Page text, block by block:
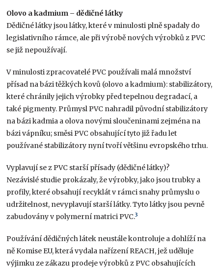
Olovo a kadmium – dědičné látky
Dědičné látky jsou látky, které v minulosti plně spadaly do
legislativního rámce, ale při výrobě nových výrobků z PVC
se již nepoužívají.
V minulosti zpracovatelé PVC používali malá množství
přísad na bázi těžkých kovů (olovo a kadmium): stabilizátory,
které chránily jejich výrobky před tepelnou degradací, a
také pigmenty. Průmysl PVC nahradil původní stabilizátory
na bázi kadmia a olova novými sloučeninami zejména na
bázi vápníku; směsi PVC obsahující tyto již řadu let
používané stabilizátory nyní tvoří většinu evropského trhu.
Vyplavují se z PVC starší přísady (dědičné látky)?
Nezávislé studie prokázaly, že výrobky, jako jsou trubky a
profily, které obsahují recyklát v rámci snahy průmyslu o
udržitelnost, nevyplavují starší látky. Tyto látky jsou pevně
zabudovány v polymerní matrici PVC.3
Používání dědičných látek neustále kontroluje a dohlíží na
ně Komise EU, která vydala nařízení REACH, jež uděluje
výjimku ze zákazu prodeje výrobků z PVC obsahujících